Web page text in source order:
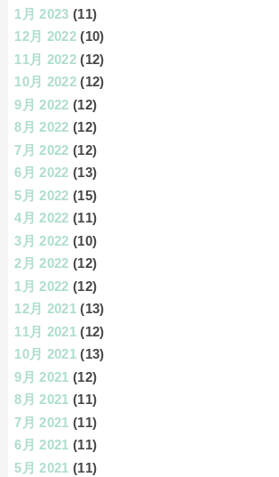
1月 2023 (11)
12月 2022 (10)
11月 2022 (12)
10月 2022 (12)
9月 2022 (12)
8月 2022 (12)
7月 2022 (12)
6月 2022 (13)
5月 2022 (15)
4月 2022 (11)
3月 2022 (10)
2月 2022 (12)
1月 2022 (12)
12月 2021 (13)
11月 2021 (12)
10月 2021 (13)
9月 2021 (12)
8月 2021 (11)
7月 2021 (11)
6月 2021 (11)
5月 2021 (11)